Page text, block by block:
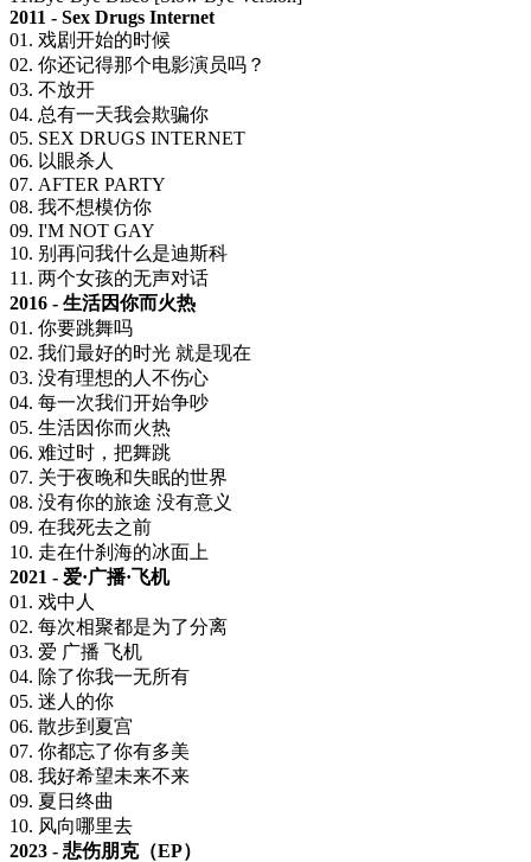
2011 - Sex Drugs Internet
01. 戏剧开始的时候
02. 你还记得那个电影演员吗？
03. 不放开
04. 总有一天我会欺骗你
05. SEX DRUGS INTERNET
06. 以眼杀人
07. AFTER PARTY
08. 我不想模仿你
09. I'M NOT GAY
10. 别再问我什么是迪斯科
11. 两个女孩的无声对话
2016 - 生活因你而火热
01. 你要跳舞吗
02. 我们最好的时光 就是现在
03. 没有理想的人不伤心
04. 每一次我们开始争吵
05. 生活因你而火热
06. 难过时，把舞跳
07. 关于夜晚和失眠的世界
08. 没有你的旅途 没有意义
09. 在我死去之前
10. 走在什刹海的冰面上
2021 - 爱·广播·飞机
01. 戏中人
02. 每次相聚都是为了分离
03. 爱 广播 飞机
04. 除了你我一无所有
05. 迷人的你
06. 散步到夏宫
07. 你都忘了你有多美
08. 我好希望未来不来
09. 夏日终曲
10. 风向哪里去
2023 - 悲伤朋克（EP）